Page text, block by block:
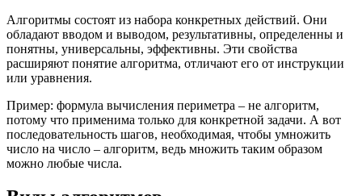
Алгоритмы состоят из набора конкретных действий. Они
обладают вводом и выводом, результативны, определенны и
понятны, универсальны, эффективны. Эти свойства
расширяют понятие алгоритма, отличают его от инструкции
или уравнения.
Пример: формула вычисления периметра ‒ не алгоритм,
потому что применима только для конкретной задачи. А вот
последовательность шагов, необходимая, чтобы умножить
число на число ‒ алгоритм, ведь множить таким образом
можно любые числа.